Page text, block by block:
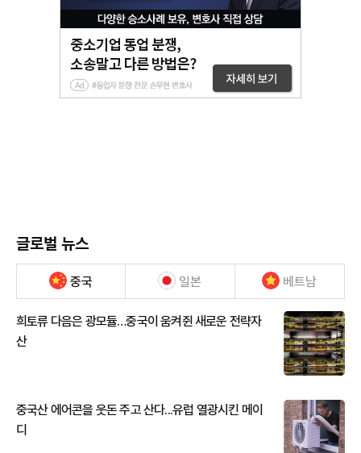
글로벌 뉴스
중국 일본 베트남
희토류 다음은 광모듈…중국이 움켜쥔 새로운 전략자
산
중국산 에어콘을 웃돈 주고 산다...유럽 열광시킨 메이
디